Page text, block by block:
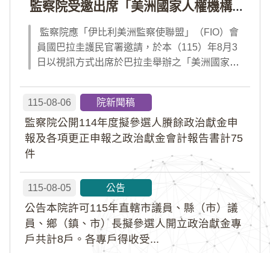
監察院受邀出席「美洲國家人權機構網絡」年會 分享我國氣候災害防治經驗 打造國際永續韌性
監察院應「伊比利美洲監察使聯盟」（FIO）會
員國巴拉圭護民官署邀請，於本（115）年8月3
日以視訊方式出席於巴拉圭舉辦之「美洲國家人
報告，就美洲地區環境災害、氣候緊急狀態與人
權風險等議題，與拉美地區監察機構、護民官署
及紅十字國際委員會、原住民社區支持組織...
115-08-06 院新聞稿
監察院公開114年度擬參選人賸餘政治獻金申
報及各項更正申報之政治獻金會計報告書計75
件
115-08-05 公告
公告本院許可115年直轄市議員、縣（市）議
員、鄉（鎮、市）長擬參選人開立政治獻金專
戶共計8戶。各專戶得收受...